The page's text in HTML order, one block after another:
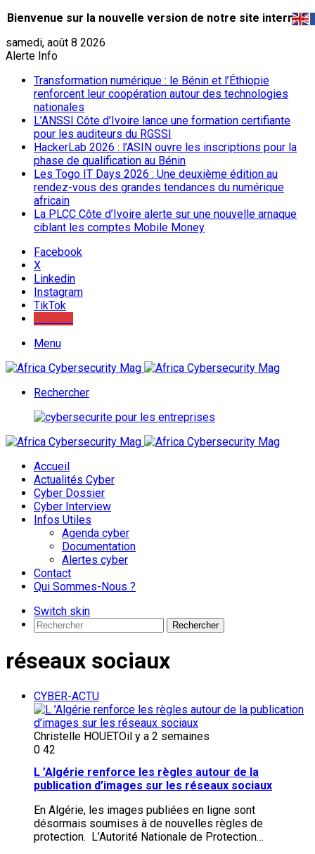
Bienvenue sur la nouvelle version de notre site internet.
samedi, août 8 2026
Alerte Info
Transformation numérique : le Bénin et l’Éthiopie
renforcent leur coopération autour des technologies
nationales
L’ANSSI Côte d’Ivoire lance une formation certifiante
pour les auditeurs du RGSSI
HackerLab 2026 : l’ASIN ouvre les inscriptions pour la
phase de qualification au Bénin
Les Togo IT Days 2026 : Une deuxième édition au
rendez-vous des grandes tendances du numérique
africain
La PLCC Côte d’Ivoire alerte sur une nouvelle arnaque
ciblant les comptes Mobile Money
Facebook
X
Linkedin
Instagram
TikTok
Menu
Rechercher
Accueil
Actualités Cyber
Cyber Dossier
Cyber Interview
Infos Utiles
Agenda cyber
Documentation
Alertes cyber
Contact
Qui Sommes-Nous ?
Switch skin
Rechercher
réseaux sociaux
CYBER-ACTU
Christelle HOUETOil y a 2 semaines
0 42
L ’Algérie renforce les règles autour de la
publication d’images sur les réseaux sociaux
En Algérie, les images publiées en ligne sont
désormais soumises à de nouvelles règles de
protection. L’Autorité Nationale de Protection…